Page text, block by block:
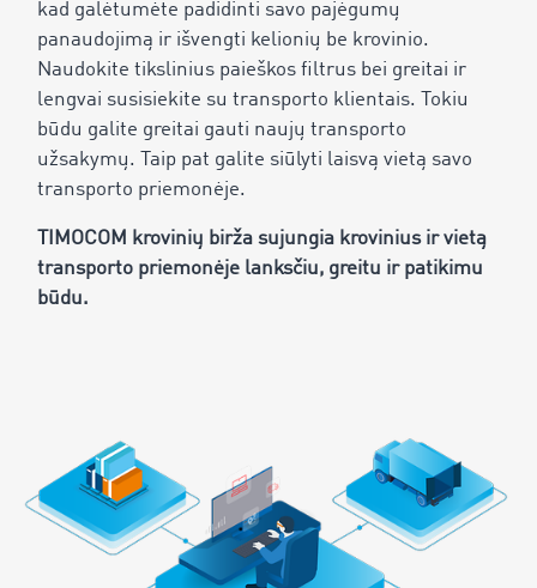
kad galėtumėte padidinti savo pajėgumų
panaudojimą ir išvengti kelionių be krovinio.
Naudokite tikslinius paieškos filtrus bei greitai ir
lengvai susisiekite su transporto klientais. Tokiu
būdu galite greitai gauti naujų transporto
užsakymų. Taip pat galite siūlyti laisvą vietą savo
transporto priemonėje.
TIMOCOM krovinių birža sujungia krovinius ir vietą
transporto priemonėje lanksčiu, greitu ir patikimu
būdu.